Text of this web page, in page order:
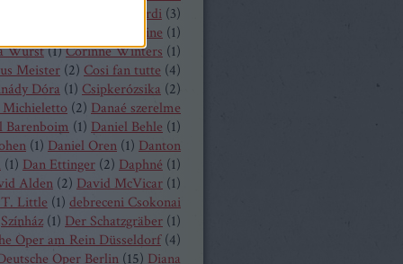
Claudio Monteverdi (3)
Clémentine Margaine (1)
Wurst(1)Corinne Winters (1)
Meister (2) Cosi fan tutte (4)
Dóra (1) Csipkerózsika (2)
(2) Danaé szerelme
Barenboim (1) Daniel Behle (1)
(1) Daniel Oren (1) Danton
(1) Dan Ettinger (2) Daphné (1)
Alden (2) David McVicar (1)
Little (1) debreceni Csokonai
Színház (1) Der Schatzgräber (1)
Oper am Rein Düsseldorf (4)
Oper Berlin (15) Diana